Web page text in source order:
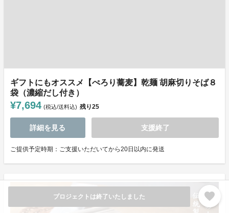
プロジェクトは終了いたしました favorite
ギフトにもオススメ【ぺろり蕎麦】乾麺 胡麻切りそば８
袋（濃縮だし付き）
¥7,694 (税込/送料込) 残り25
詳細を見る 支援終了
ご提供予定時期：ご支援いただいてから20日以内に発送